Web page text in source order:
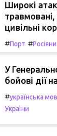
Широкі
цивільні
#Порт #Росіяни
У
бойові дії
#українська
України